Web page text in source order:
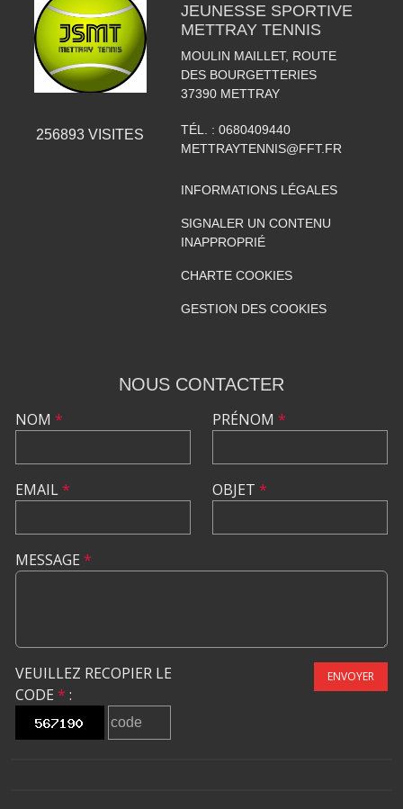
256893 VISITES
JEUNESSE SPORTIVE
METTRAY TENNIS
MOULIN MAILLET, ROUTE
DES BOURGETTERIES
37390 METTRAY
TÉL. : 0680409440
METTRAYTENNIS@FFT.FR
INFORMATIONS LÉGALES
SIGNALER UN CONTENU
INAPPROPRIÉ
CHARTE COOKIES
GESTION DES COOKIES
NOUS CONTACTER
NOM *
EMAIL*
PRÉNOM *
OBJET *
MESSAGE *
VEUILLEZ RECOPIER LE
CODE * :
ENVOYER